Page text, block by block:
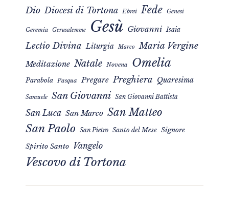
Dio Diocesi di Tortona Ebrei Fede Genesi
Geremia Gerusalemme Gesù Giovanni Isaia
Lectio Divina Liturgia Marco Maria Vergine
Meditazione Natale Novena Omelia
Parabola Pasqua Pregare Preghiera Quaresima
Samuele San Giovanni San Giovanni Battista
San Luca San Marco San Matteo
San Paolo San Pietro Santo del Mese Signore
Spirito Santo Vangelo
Vescovo di Tortona